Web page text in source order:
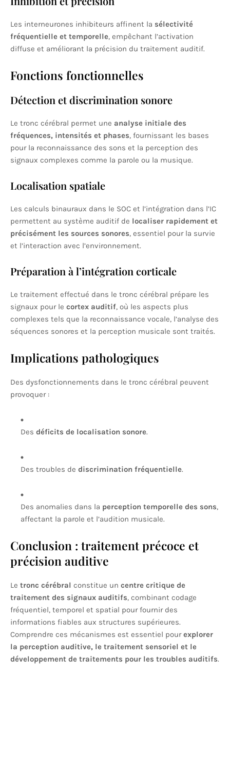
Les interneurones inhibiteurs affinent la sélectivité
fréquentielle et temporelle, empêchant l’activation
diffuse et améliorant la précision du traitement auditif.
Fonctions fonctionnelles
Détection et discrimination sonore
Le tronc cérébral permet une analyse initiale des
fréquences, intensités et phases, fournissant les bases
pour la reconnaissance des sons et la perception des
signaux complexes comme la parole ou la musique.
Localisation spatiale
Les calculs binauraux dans le SOC et l’intégration dans l’IC
permettent au système auditif de localiser rapidement et
précisément les sources sonores, essentiel pour la survie
et l’interaction avec l’environnement.
Préparation à l’intégration corticale
Le traitement effectué dans le tronc cérébral prépare les
signaux pour le cortex auditif, où les aspects plus
complexes tels que la reconnaissance vocale, l’analyse des
séquences sonores et la perception musicale sont traités.
Implications pathologiques
Des dysfonctionnements dans le tronc cérébral peuvent
provoquer :
Des déficits de localisation sonore.
Des troubles de discrimination fréquentielle.
Des anomalies dans la perception temporelle des sons,
affectant la parole et l’audition musicale.
Conclusion : traitement précoce et
précision auditive
Le tronc cérébral constitue un centre critique de
traitement des signaux auditifs, combinant codage
fréquentiel, temporel et spatial pour fournir des
informations fiables aux structures supérieures.
Comprendre ces mécanismes est essentiel pourexplorer
la perception auditive, le traitement sensoriel et le
développement de traitements pour les troubles auditifs.